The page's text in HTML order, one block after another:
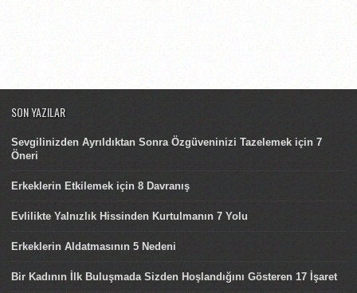
SON YAZILAR
Sevgilinizden Ayrıldıktan Sonra Özgüveninizi Tazelemek için 7
Öneri
Erkeklerin Etkilemek için 8 Davranış
Evlilikte Yalnızlık Hissinden Kurtulmanın 7 Yolu
Erkeklerin Aldatmasının 5 Nedeni
Bir Kadının İlk Buluşmada Sizden Hoşlandığını Gösteren 17 İşaret